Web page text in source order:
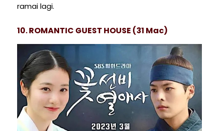
ramai lagi.
10. ROMANTIC GUEST HOUSE (31 Mac)